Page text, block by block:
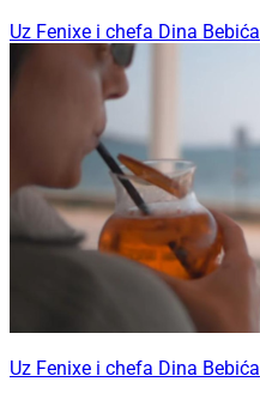
Uz Fenixe i chefa Dina Bebića
Uz Fenixe i chefa Dina Bebića